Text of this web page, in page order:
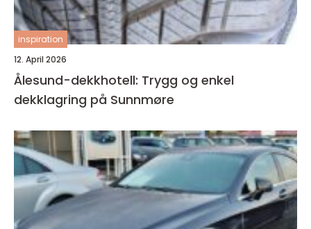
inspiration
12. April 2026
Ålesund-dekkhotell: Trygg og enkel
dekklagring på Sunnmøre